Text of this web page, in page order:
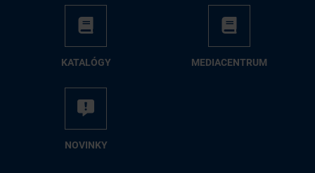
KA­TA­LÓ­GY ME­DIA­CEN­TRUM
NO­VIN­KY